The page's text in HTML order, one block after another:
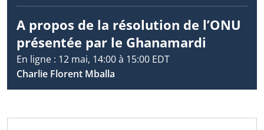
A propos de la résolution de l’ONU
présentée par le Ghanamardi
En ligne : 12 mai, 14:00 à 15:00 EDT
Charlie Florent Mballa